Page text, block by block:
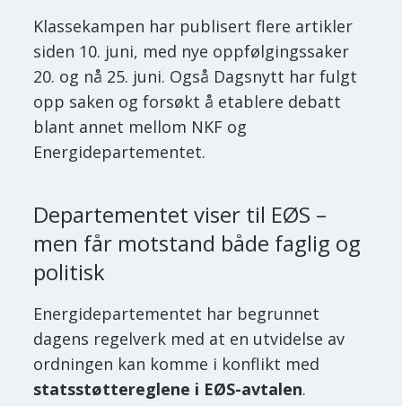
Klassekampen har publisert flere artikler
siden 10. juni, med nye oppfølgingssaker
20. og nå 25. juni. Også Dagsnytt har fulgt
opp saken og forsøkt å etablere debatt
blant annet mellom NKF og
Energidepartementet.
Departementet viser til EØS –
men får motstand både faglig og
politisk
Energidepartementet har begrunnet
dagens regelverk med at en utvidelse av
ordningen kan komme i konflikt med
statsstøttereglene i EØS-avtalen.